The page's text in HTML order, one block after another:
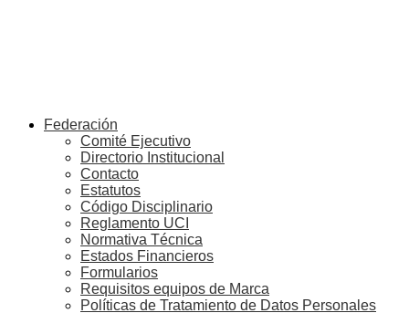
Federación
Comité Ejecutivo
Directorio Institucional
Contacto
Estatutos
Código Disciplinario
Reglamento UCI
Normativa Técnica
Estados Financieros
Formularios
Requisitos equipos de Marca
Políticas de Tratamiento de Datos Personales